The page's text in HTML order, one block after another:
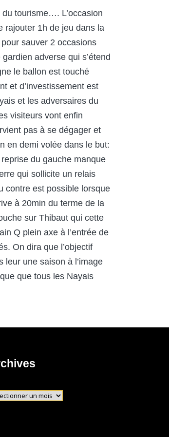
tourisme…. L’occasion
rajouter 1h de jeu dans la
sauver 2 occasions
adverse qui s’étend
le ballon est touché
et d’investissement est
et les adversaires du
visiteurs vont enfin
pas à se dégager et
en demi volée dans le but:
du gauche manque
qui sollicite un relais
contre est possible lorsque
à 20min du terme de la
sur Thibaut qui cette
Q plein axe à l’entrée de
On dira que l’objectif
leur une saison à l’image
que tous les Nayais